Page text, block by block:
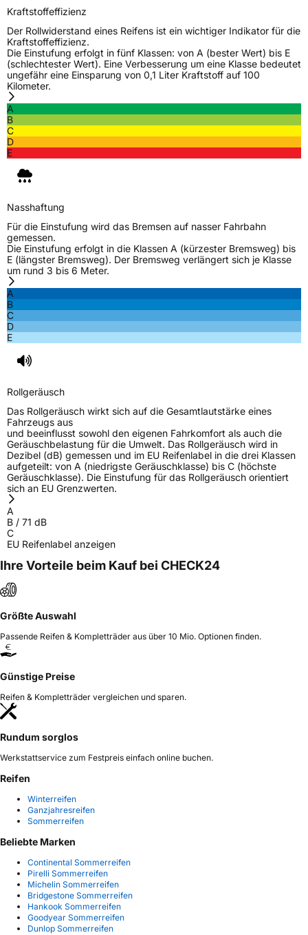
Kraftstoffeffizienz
Der Rollwiderstand eines Reifens ist ein wichtiger Indikator für die
Kraftstoffeffizienz.
Die Einstufung erfolgt in fünf Klassen: von A (bester Wert) bis E
(schlechtester Wert). Eine Verbesserung um eine Klasse bedeutet
ungefähr eine Einsparung von 0,1 Liter Kraftstoff auf 100
Kilometer.
A
B
C
D
E
Nasshaftung
Für die Einstufung wird das Bremsen auf nasser Fahrbahn
gemessen.
Die Einstufung erfolgt in die Klassen A (kürzester Bremsweg) bis
E (längster Bremsweg). Der Bremsweg verlängert sich je Klasse
um rund 3 bis 6 Meter.
A
B
C
D
E
Rollgeräusch
Das Rollgeräusch wirkt sich auf die Gesamtlautstärke eines
Fahrzeugs aus
und beeinflusst sowohl den eigenen Fahrkomfort als auch die
Geräuschbelastung für die Umwelt. Das Rollgeräusch wird in
Dezibel (dB) gemessen und im EU Reifenlabel in die drei Klassen
aufgeteilt: von A (niedrigste Geräuschklasse) bis C (höchste
Geräuschklasse). Die Einstufung für das Rollgeräusch orientiert
sich an EU Grenzwerten.
A
B / 71 dB
C
EU Reifenlabel anzeigen
Ihre Vorteile beim Kauf bei CHECK24
Größte Auswahl
Passende Reifen & Kompletträder aus über 10 Mio. Optionen finden.
Günstige Preise
Reifen & Kompletträder vergleichen und sparen.
Rundum sorglos
Werkstattservice zum Festpreis einfach online buchen.
Reifen
Winterreifen
Ganzjahresreifen
Sommerreifen
Beliebte Marken
Continental Sommerreifen
Pirelli Sommerreifen
Michelin Sommerreifen
Bridgestone Sommerreifen
Hankook Sommerreifen
Goodyear Sommerreifen
Dunlop Sommerreifen